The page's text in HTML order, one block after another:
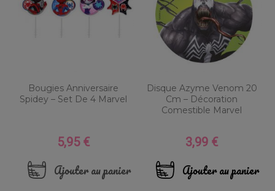
Bougies Anniversaire
Spidey – Set De 4 Marvel
Prix
5,95 €
Ajouter au panier
Disque Azyme Venom 20
Cm – Décoration
Comestible Marvel
Prix
3,99 €
Ajouter au panier